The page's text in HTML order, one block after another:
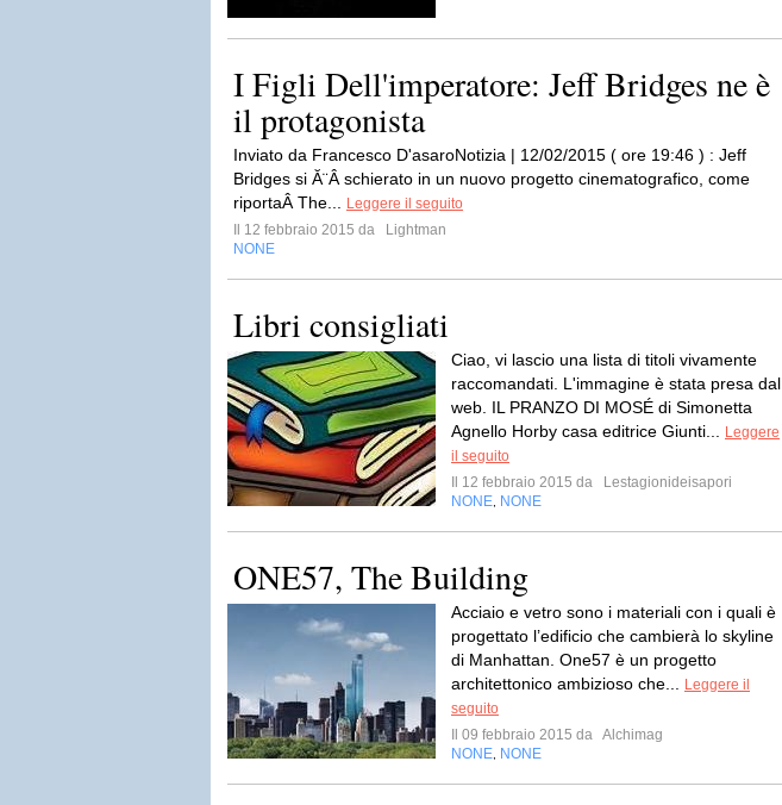
I Figli Dell'imperatore: Jeff Bridges ne è
il protagonista
Inviato da Francesco D'asaroNotizia | 12/02/2015 ( ore 19:46 ) : Jeff
Bridges si Ă¨Â schierato in un nuovo progetto cinematografico, come
riportaÂ The...
Leggere il seguito
Il 12 febbraio 2015 da
Lightman
NONE
Libri consigliati
Ciao, vi lascio una lista di titoli vivamente
raccomandati. L'immagine è stata presa dal
web. IL PRANZO DI MOSÉ di Simonetta
Agnello Horby casa editrice Giunti...
Leggere
il seguito
Il 12 febbraio 2015 da
Lestagionideisapori
NONE NONE
ONE57, The Building
Acciaio e vetro sono i materiali con i quali è
progettato l’edificio che cambierà lo skyline
di Manhattan. One57 è un progetto
architettonico ambizioso che...
Leggere il
seguito
Il 09 febbraio 2015 da Alchimag
NONE NONE